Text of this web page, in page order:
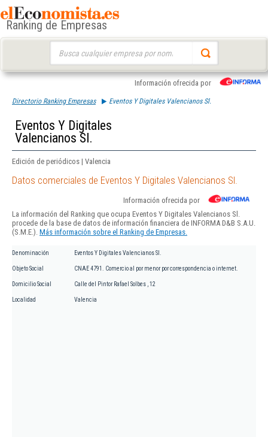
Ranking de Empresas
Información ofrecida por
Directorio Ranking Empresas Eventos Y Digitales Valencianos Sl.
Eventos Y Digitales
Valencianos Sl.
Edición de periódicos | Valencia
Datos comerciales de Eventos Y Digitales Valencianos Sl.
Información ofrecida por
La información del Ranking que ocupa Eventos Y Digitales Valencianos Sl.
procede de la base de datos de información financiera de INFORMA D&B S.A.U.
(S.M.E.). Más información sobre el Ranking de Empresas.
Denominación Eventos Y Digitales Valencianos Sl.
Objeto Social CNAE 4791. Comercio al por menor por correspondencia o internet.
Domicilio Social Calle del Pintor Rafael Solbes , 12
Localidad Valencia